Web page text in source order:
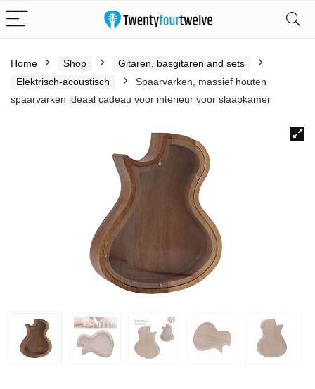
Home Shop
Gitaren, basgitaren and sets
Elektrisch-acoustisch
Spaarvarken, massief houten
spaarvarken ideaal cadeau voor interieur voor slaapkamer